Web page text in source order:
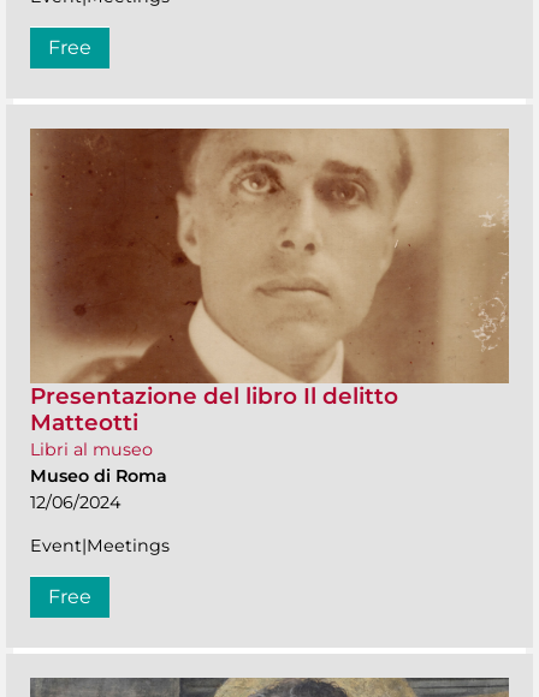
Free
Presentazione del libro Il delitto
Matteotti
Libri al museo
Museo di Roma
12/06/2024
Event|Meetings
Free